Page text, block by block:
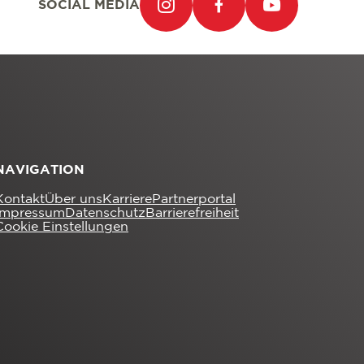
SOCIAL MEDIA
Über uns KarrierePartnerportal
Datenschutz Barrierefreiheit
Einstellungen